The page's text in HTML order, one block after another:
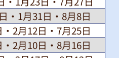
・1月31日・8月8日
・2月12日・7月25日
・2月10日・8月16日